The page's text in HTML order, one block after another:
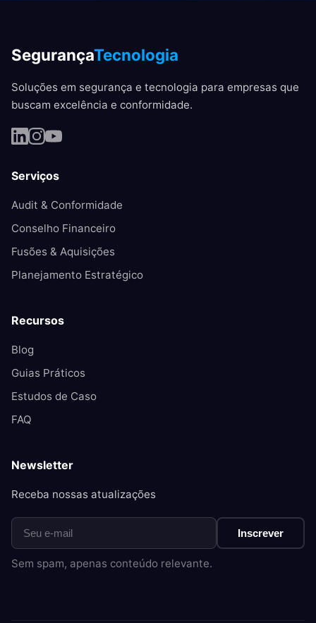
SegurançaTecnologia
Soluções em segurança e tecnologia para empresas que
buscam excelência e conformidade.
Serviços
Audit & Conformidade
Conselho Financeiro
Fusões & Aquisições
Planejamento Estratégico
Recursos
Blog
Guias Práticos
Estudos de Caso
FAQ
Newsletter
Receba nossas atualizações
Inscrever
Sem spam, apenas conteúdo relevante.